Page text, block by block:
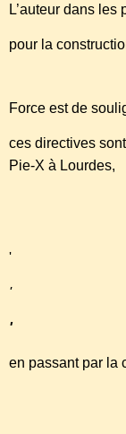
L’auteur dans
pour la
Force est de
ces directives
Pie-X à Lourdes,
'
'
'
en passant par la